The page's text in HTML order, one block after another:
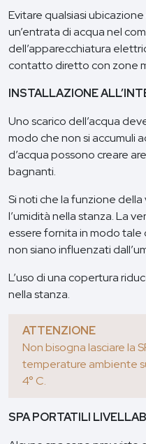
Evitare qualsiasi
un’entrata di acqua nel
dell’apparecchiatura
contatto diretto con zone
INSTALLAZIONE
Uno scarico dell’acqua
modo che non si accumuli
d’acqua possono creare
bagnanti.
Si noti che la funzione
l’umidità nella stanza. La
essere fornita in modo tale
non siano influenzati
L’uso di una copertura
nella stanza.
ATTENZIONE
Non bisogna lasciare la
temperature ambiente
4° C.
SPA PORTATILI